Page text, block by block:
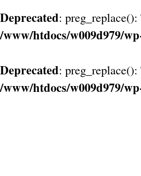
Deprecated:
/www/htdocs/w009d979/
Deprecated:
/www/htdocs/w009d979/